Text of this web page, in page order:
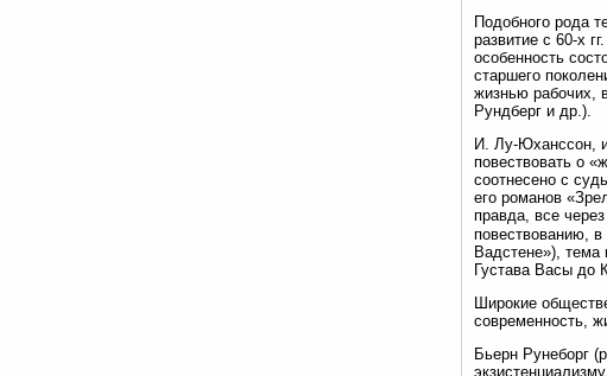
Подобного рода
развитие с 60-х
особенность
старшего
жизнью рабочих,
Рундберг и др.).
И. Лу-Юханссон,
повествовать о
соотнесено с
его романов
правда, все
повествованию, в
Вадстене»), тема
Густава Васы до
Широкие
современность,
Бьерн Рунеборг